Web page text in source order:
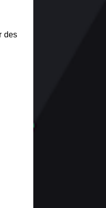
des